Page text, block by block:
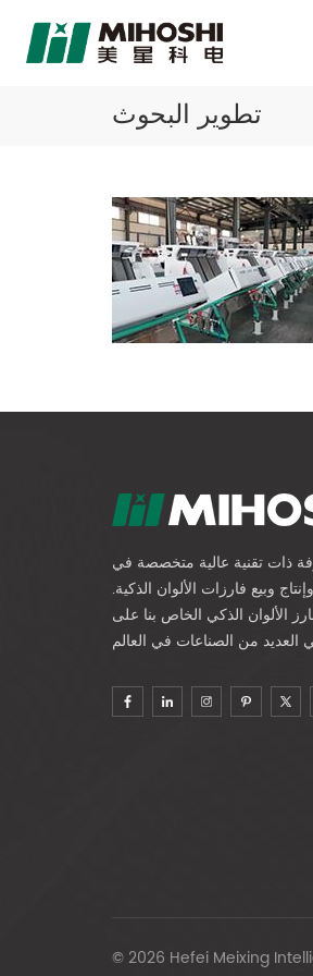
تطوير البحوث
ذات تقنية عالية متخصصة في
وبيع فارزات الألوان الذكية.
الألوان الذكي الخاص بنا على